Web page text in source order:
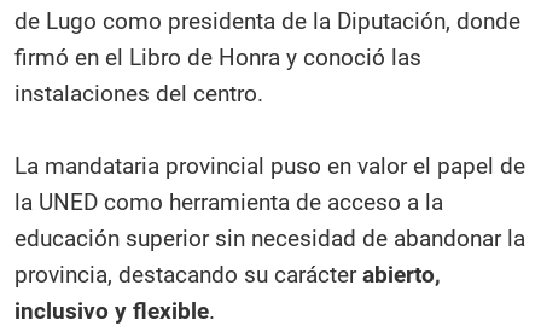
de Lugo como presidenta de la Diputación, donde
firmó en el Libro de Honra y conoció las
instalaciones del centro.
La mandataria provincial puso en valor el papel de
la UNED como herramienta de acceso a la
educación superior sin necesidad de abandonar la
provincia, destacando su carácterabierto,
inclusivo y flexible.